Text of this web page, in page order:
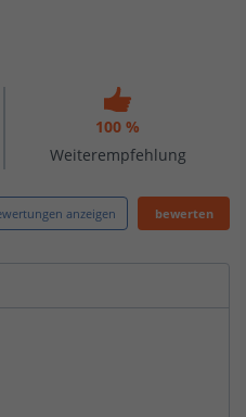
100 %
Weiterempfehlung
anzeigen bewerten